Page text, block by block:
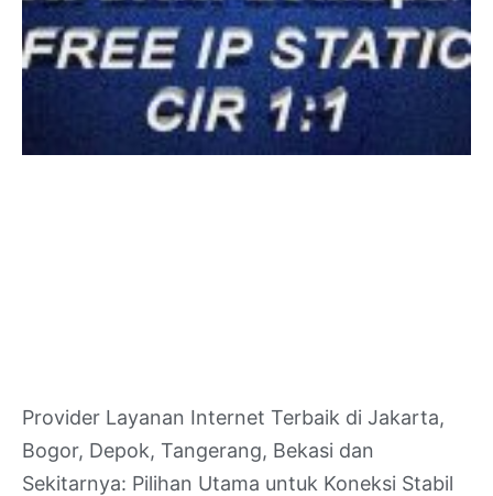
Provider Layanan Internet Terbaik di Jakarta,
Bogor, Depok, Tangerang, Bekasi dan
Sekitarnya: Pilihan Utama untuk Koneksi Stabil